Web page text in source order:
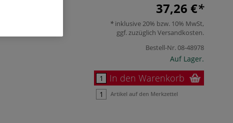
37,26 €
inklusive 20% bzw. 10% MwSt,
ggf. zuzüglich Versandkosten.
Bestell-Nr.08-48978
Auf Lager.
In den Warenkorb
Artikel auf den Merkzettel